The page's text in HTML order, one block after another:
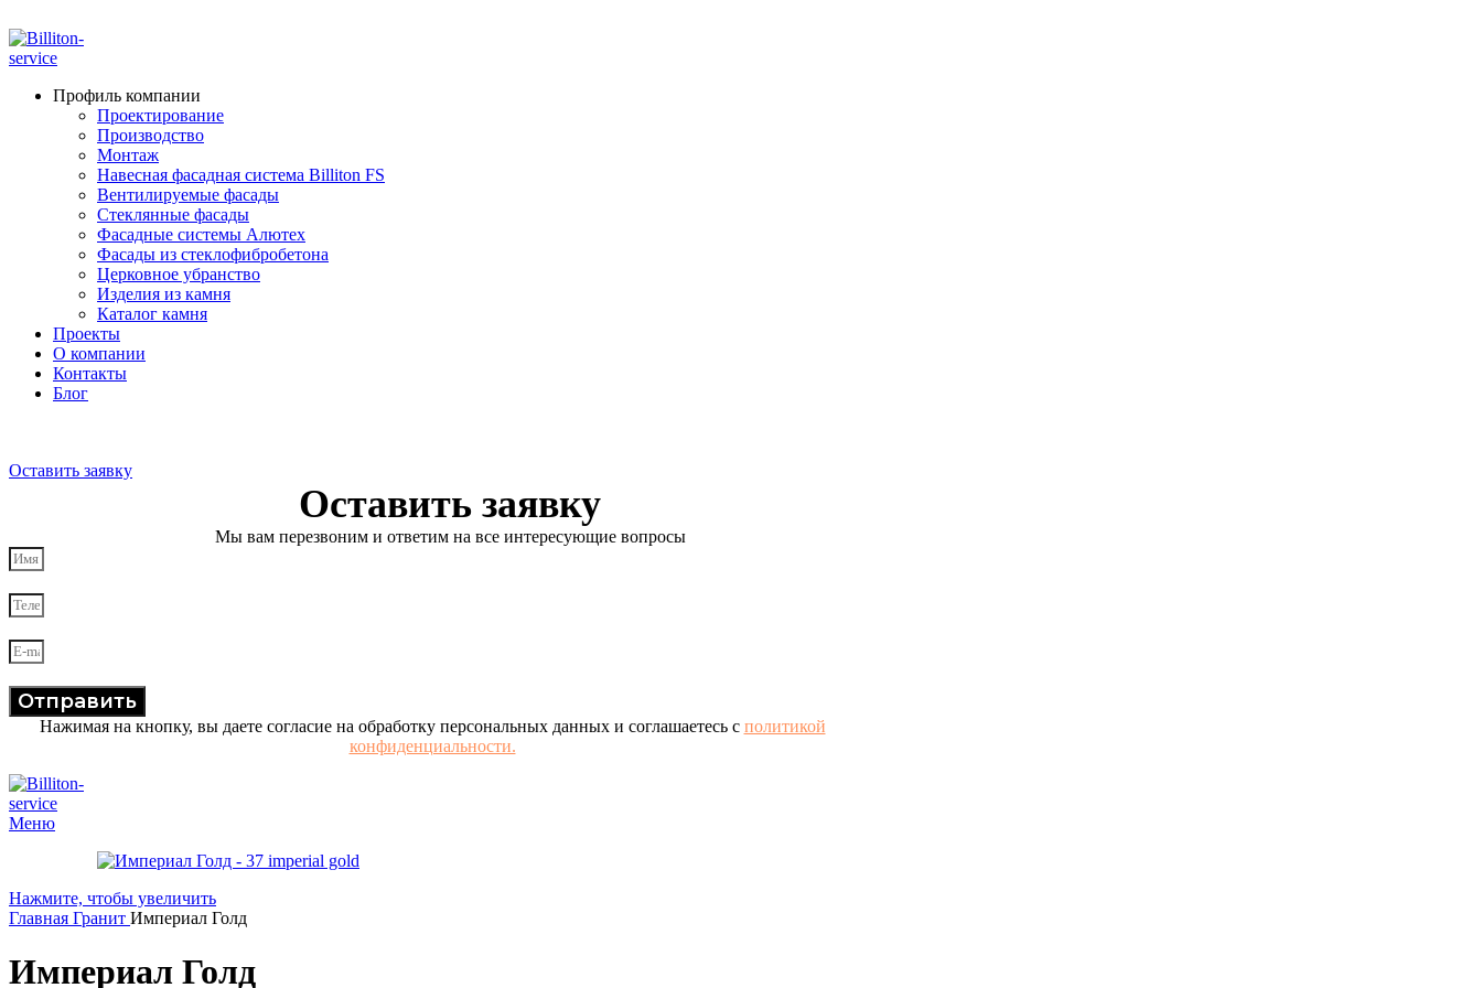
Профиль компании
Проектирование
Производство
Монтаж
Навесная фасадная система Billiton FS
Вентилируемые фасады
Стеклянные фасады
Фасадные системы Алютех
Фасады из стеклофибробетона
Церковное убранство
Изделия из камня
Каталог камня
Проекты
О компании
Контакты
Блог
Оставить заявку
Оставить заявку
Мы вам перезвоним и ответим на все интересующие вопросы
Отправить
Нажимая на кнопку, вы даете согласие на обработку персональных данных и соглашаетесь с политикой
конфиденциальности.
Меню
Нажмите, чтобы увеличить
Главная Гранит Империал Голд
Империал Голд